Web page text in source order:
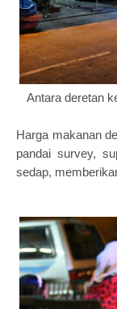
Antara deretan
Harga makanan
pandai survey,
sedap,